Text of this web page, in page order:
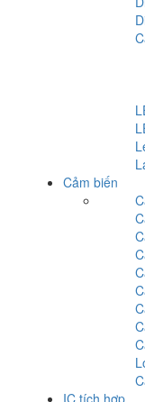
Cảm biến
IC tích hợp